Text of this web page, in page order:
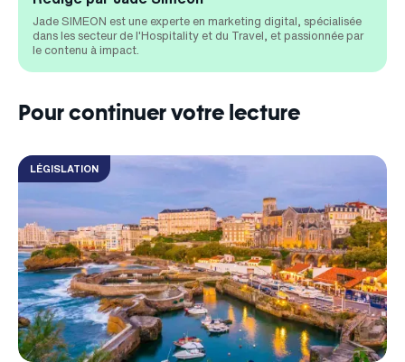
Jade SIMEON est une experte en marketing digital, spécialisée
dans les secteur de l'Hospitality et du Travel, et passionnée par
le contenu à impact.
Pour continuer votre lecture
LÉGISLATION